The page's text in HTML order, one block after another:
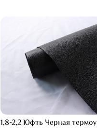
1,8-2,2 Юфть Черная